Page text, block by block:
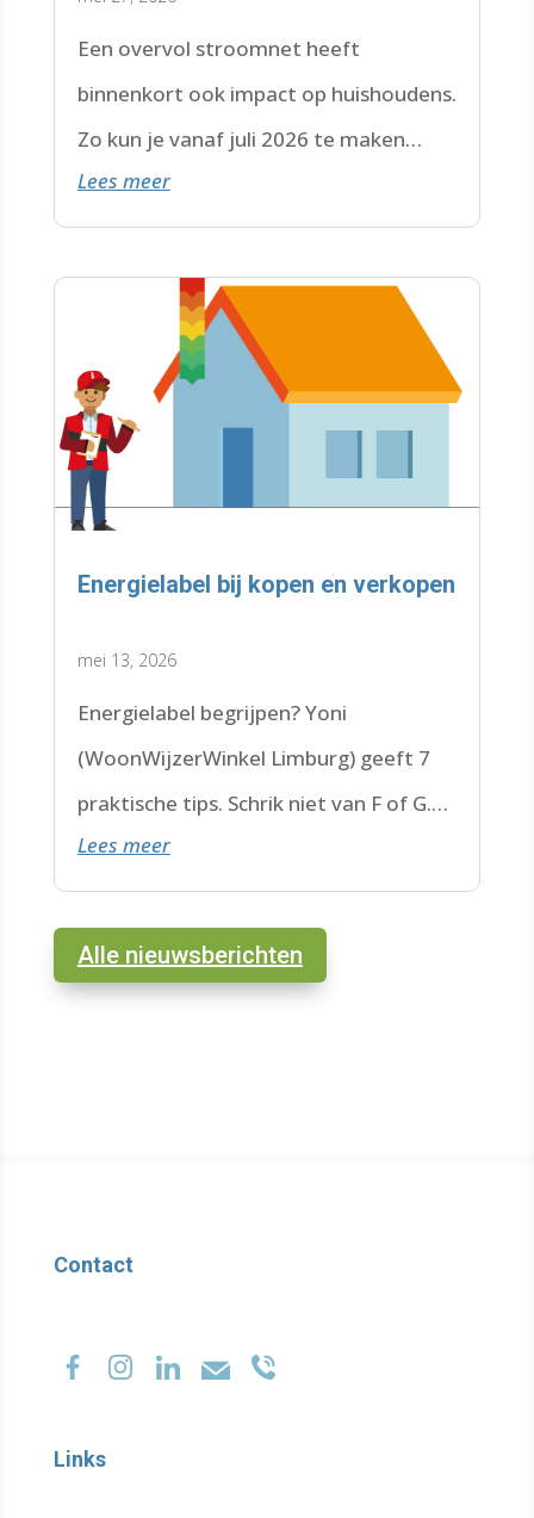
Een overvol stroomnet heeft
binnenkort ook impact op huishoudens.
Zo kun je vanaf juli 2026 te maken
krijgen met een wachtlijst.
Lees meer
Energielabel bij kopen en verkopen
mei 13, 2026
Energielabel begrijpen? Yoni
(WoonWijzerWinkel Limburg) geeft 7
praktische tips. Schrik niet van F of G.
Check de datum. Lees hier verder.
Lees meer
Alle nieuwsberichten
Contact
Links